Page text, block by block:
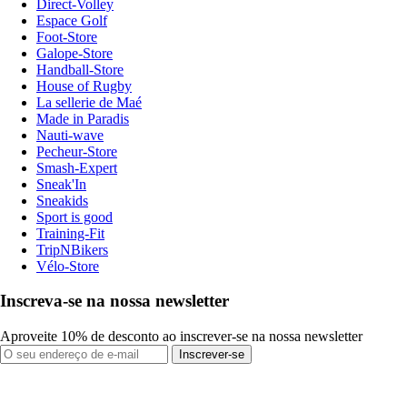
Direct-Volley
Espace Golf
Foot-Store
Galope-Store
Handball-Store
House of Rugby
La sellerie de Maé
Made in Paradis
Nauti-wave
Pecheur-Store
Smash-Expert
Sneak'In
Sneakids
Sport is good
Training-Fit
TripNBikers
Vélo-Store
Inscreva-se na nossa newsletter
Aproveite 10% de desconto ao inscrever-se na nossa newsletter
Inscrever-se